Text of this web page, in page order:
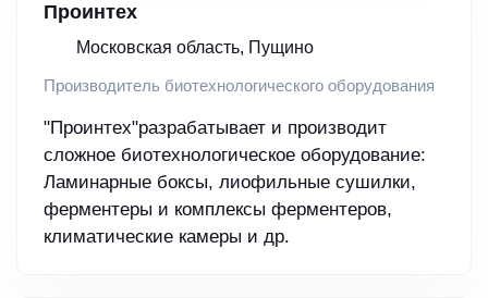
Проинтех
Московская область, Пущино
Производитель биотехнологического оборудования
"Проинтех"разрабатывает и производит
сложное биотехнологическое оборудование:
Ламинарные боксы, лиофильные сушилки,
ферментеры и комплексы ферментеров,
климатические камеры и др.